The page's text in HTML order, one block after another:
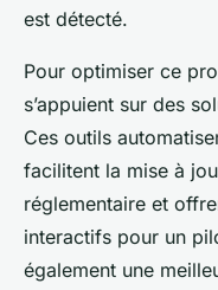
est détecté.
Pour optimiser ce
s’appuient sur des
Ces outils
facilitent la mise à
réglementaire et
interactifs pour un
également une